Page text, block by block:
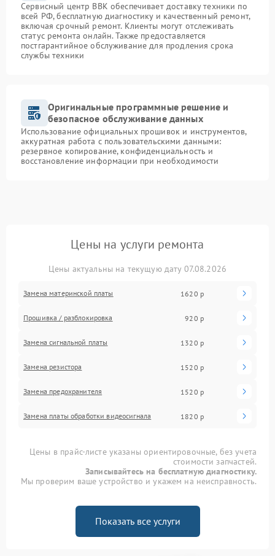
Сервисный центр BBK обеспечивает доставку техники по
всей РФ, бесплатную диагностику и качественный ремонт,
включая срочный ремонт. Клиенты могут отслеживать
статус ремонта онлайн. Также предоставляется
постгарантийное обслуживание для продления срока
службы техники
Оригинальные программные решение и
безопасное обслуживание данных
Использование официальных прошивок и инструментов,
аккуратная работа с пользовательскими данными:
резервное копирование, конфиденциальность и
восстановление информации при необходимости
Цены на услуги ремонта
Цены актуальны на текущую дату 07.08.2026
Замена материнской платы 1620 р
Прошивка / разблокировка 920 р
Замена сигнальной платы 1320 р
Замена резистора 1520 р
Замена предохранителя 1520 р
Замена платы обработки видеосигнала 1820 р
Цены в прайс-листе указаны ориентировочные, без учета
стоимости запчастей.
Записывайтесь на бесплатную диагностику.
Мы проверим ваше устройство и укажем на неисправность.
Показать все услуги